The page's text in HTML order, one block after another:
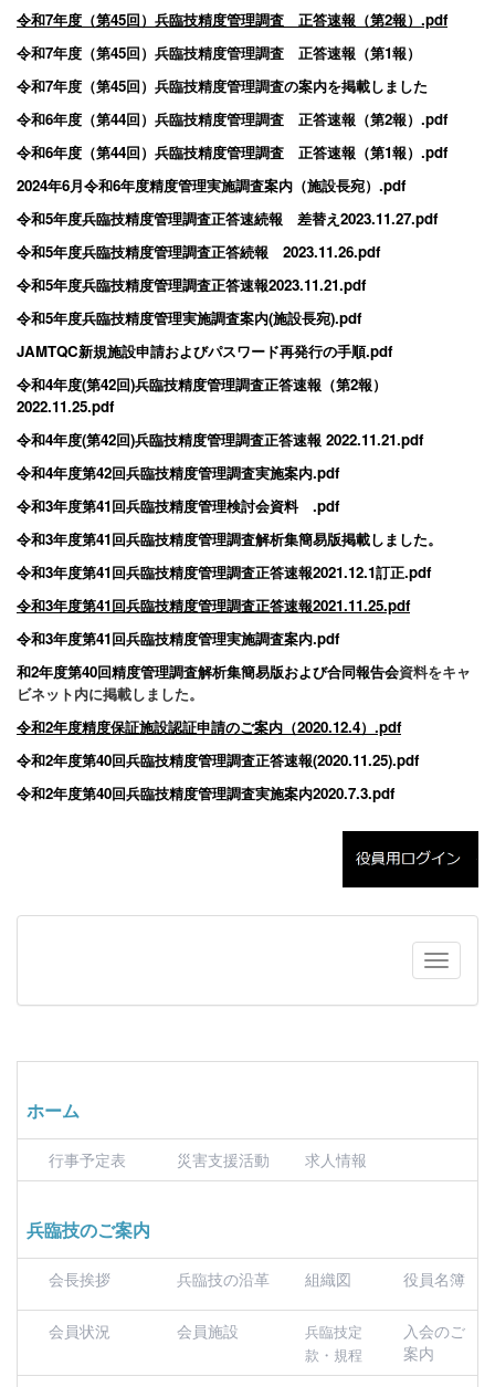
令和7年度（第45回）兵臨技精度管理調査 正答速報（第2報）.pdf
令和7年度（第45回）兵臨技精度管理調査 正答速報（第1報）
令和7年度（第45回）兵臨技精度管理調査の案内を掲載しました
令和6年度（第44回）兵臨技精度管理調査 正答速報（第2報）.pdf
令和6年度（第44回）兵臨技精度管理調査 正答速報（第1報）.pdf
2024年6月令和6年度精度管理実施調査案内（施設長宛）.pdf
令和5年度兵臨技精度管理調査正答速続報 差替え2023.11.27.pdf
令和5年度兵臨技精度管理調査正答続報 2023.11.26.pdf
令和5年度兵臨技精度管理調査正答速報2023.11.21.pdf
令和5年度兵臨技精度管理実施調査案内(施設長宛).pdf
JAMTQC新規施設申請およびパスワード再発行の手順.pdf
令和4年度(第42回)兵臨技精度管理調査正答速報（第2報）
2022.11.25.pdf
令和4年度(第42回)兵臨技精度管理調査正答速報 2022.11.21.pdf
令和4年度第42回兵臨技精度管理調査実施案内.pdf
令和3年度第41回兵臨技精度管理検討会資料 .pdf
令和3年度第41回兵臨技精度管理調査解析集簡易版掲載しました。
令和3年度第41回兵臨技精度管理調査正答速報2021.12.1訂正.pdf
令和3年度第41回兵臨技精度管理調査正答速報2021.11.25.pdf
令和3年度第41回兵臨技精度管理実施調査案内.pdf
和2年度第40回精度管理調査解析集簡易版および合同報告会資料をキャ
ビネット内に掲載しました。
令和2年度精度保証施設認証申請のご案内（2020.12.4）.pdf
令和2年度第40回兵臨技精度管理調査正答速報(2020.11.25).pdf
令和2年度第40回兵臨技精度管理調査実施案内2020.7.3.pdf
ホーム
行事予定表 災害支援活動 求人情報
兵臨技のご案内
会長挨拶 兵臨技の沿革 組織図 役員名簿
会員状況 会員施設
兵臨技定
款・規程
入会のご
案内